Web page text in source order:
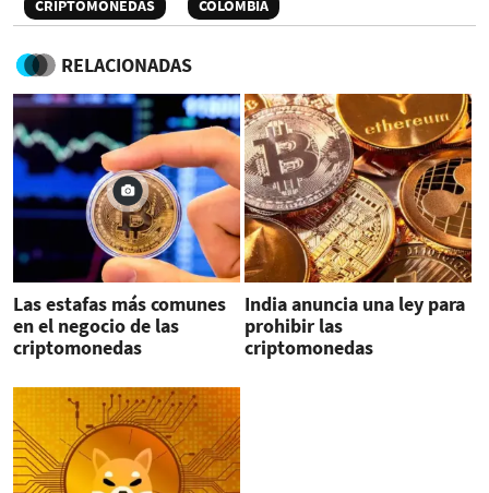
CRIPTOMONEDAS COLOMBIA
RELACIONADAS
Las estafas más comunes
en el negocio de las
criptomonedas
India anuncia una ley para
prohibir las
criptomonedas